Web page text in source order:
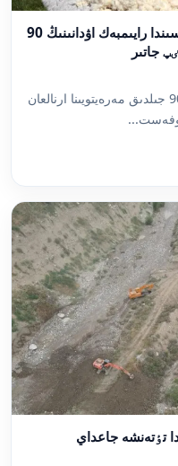
«حانتەڭٸرٸ قازىناسى»: الماتى وبلىسىندا رايىمبەك اۋدانىنىڭ 90
جاتىر
شالكٶدە جايلاۋىندا رايىمبەك اۋدانىنىڭ 90 جىلدىق مەرەيتويىنا ارنالعان
تٶتەنشە جاعداي